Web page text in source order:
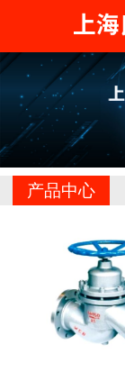
产品中心